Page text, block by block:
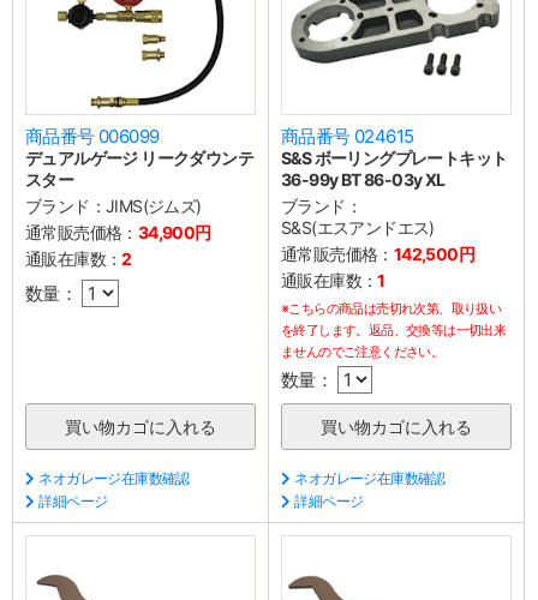
商品番号 006099
デュアルゲージ リークダウンテ
スター
ブランド： JIMS(ジムズ)
通常販売価格： 34,900円
通販在庫数：2
数量：
ネオガレージ在庫数確認
詳細ページ
商品番号 024615
S&S ボーリングプレートキット
36-99y BT 86-03y XL
ブランド：
S&S(エスアンドエス)
通常販売価格： 142,500円
通販在庫数：1
※こちらの商品は売切れ次第、取り扱い
を終了します。返品、交換等は一切出来
ませんのでご注意ください。
数量：
ネオガレージ在庫数確認
詳細ページ